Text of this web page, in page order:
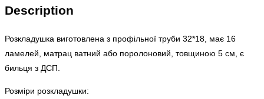
Description
Розкладушка виготовлена з профільної труби 32*18, має 16
ламелей, матрац ватний або поролоновий, товщиною 5 см, є
бильця з ДСП.
Розміри розкладушки: